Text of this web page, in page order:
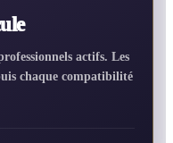
actifs. Les
chaque compatibilité